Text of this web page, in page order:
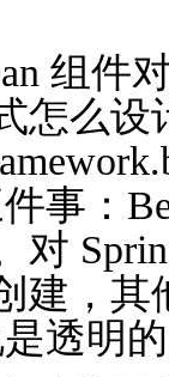
组件
怎么设
事：
对
建，
透明